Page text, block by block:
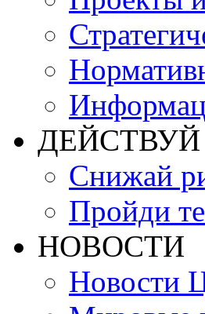
ДЕЙСТВУЙ
Снижай
Пройди
НОВОСТИ
Новости